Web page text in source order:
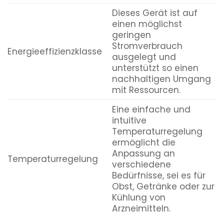
Energieeffizienzklasse
Dieses Gerät ist auf
einen möglichst
geringen
Stromverbrauch
ausgelegt und
unterstützt so einen
nachhaltigen Umgang
mit Ressourcen.
Temperaturregelung
Eine einfache und
intuitive
Temperaturregelung
ermöglicht die
Anpassung an
verschiedene
Bedürfnisse, sei es für
Obst, Getränke oder zur
Kühlung von
Arzneimitteln.